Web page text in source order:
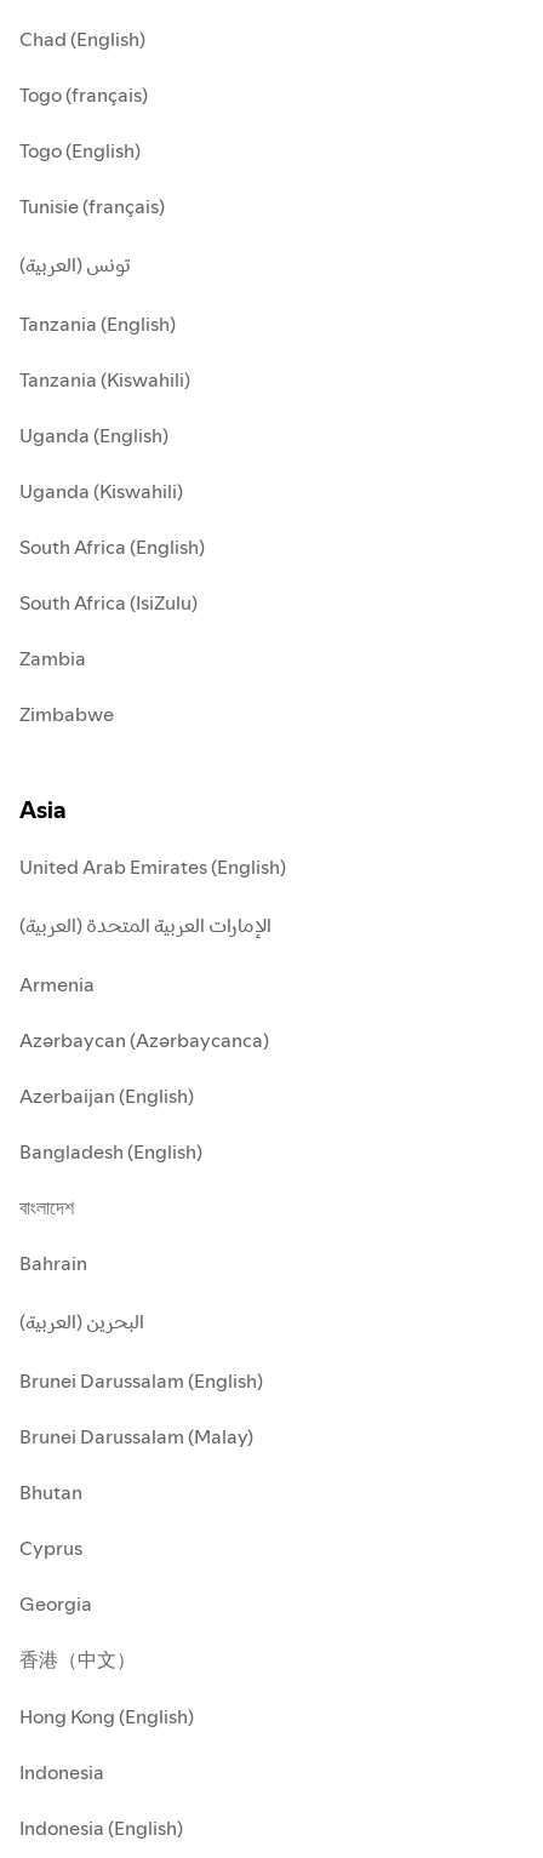
Chad (English)
Togo (français)
Togo (English)
Tunisie (français)
تونس (العربية)
Tanzania (English)
Tanzania (Kiswahili)
Uganda (English)
Uganda (Kiswahili)
South Africa (English)
South Africa (IsiZulu)
Zambia
Zimbabwe
Asia
United Arab Emirates (English)
الإمارات العربية المتحدة (العربية)
Armenia
Azərbaycan (Azərbaycanca)
Azerbaijan (English)
Bangladesh (English)
বাংলাদেশ
Bahrain
البحرين (العربية)
Brunei Darussalam (English)
Brunei Darussalam (Malay)
Bhutan
Cyprus
Georgia
香港（中文）
Hong Kong (English)
Indonesia
Indonesia (English)